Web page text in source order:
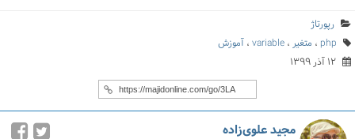
رپورتاژ
php ، متغیر ، variable ، آموزش
۱۲ آذر ۱۳۹۹
مجید علوی‌زاده